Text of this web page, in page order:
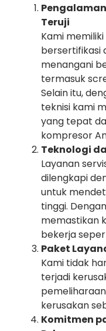
Teruji
Kami
bersertifikasi
menangani
termasuk
Selain itu,
teknisi kami
yang tepat
kompresor
Teknologi
Layanan
dilengkapi
untuk
tinggi.
memastikan
bekerja
Paket
Kami tidak
terjadi
kerusakan
Komitmen